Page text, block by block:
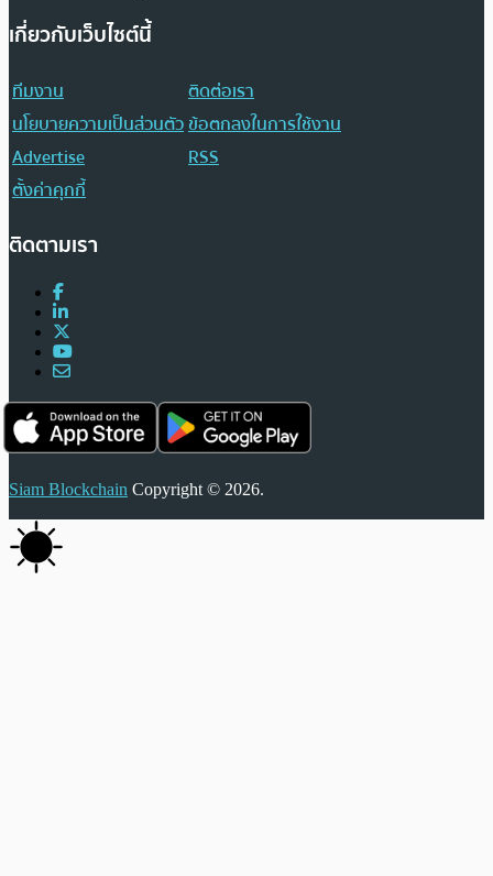
เกี่ยวกับเว็บไซต์นี้
ทีมงาน
ติดต่อเรา
นโยบายความเป็นส่วนตัวข้อตกลงในการใช้งาน
Advertise
RSS
ตั้งค่าคุกกี้
ติดตามเรา
Siam Blockchain Copyright © 2026.